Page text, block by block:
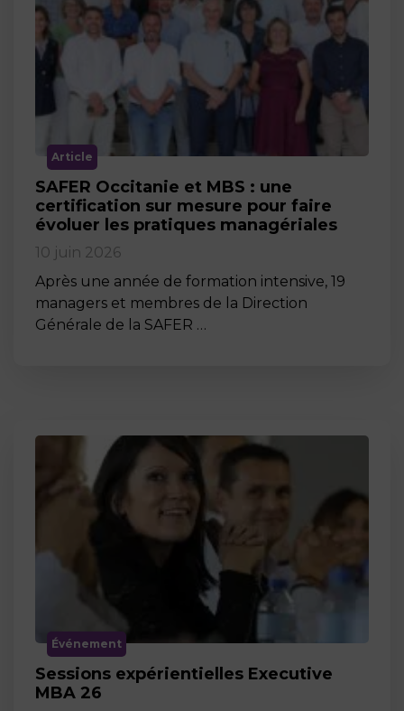
Article
SAFER Occitanie et MBS : une
certification sur mesure pour faire
évoluer les pratiques managériales
10 juin 2026
Après une année de formation intensive, 19
managers et membres de la Direction
Générale de la SAFER …
Événement
Sessions expérientielles Executive
MBA 26